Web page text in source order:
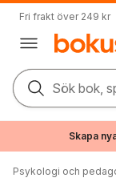
Fri frakt över 249 kr
Sök bok,
Skapa
Psykologi och